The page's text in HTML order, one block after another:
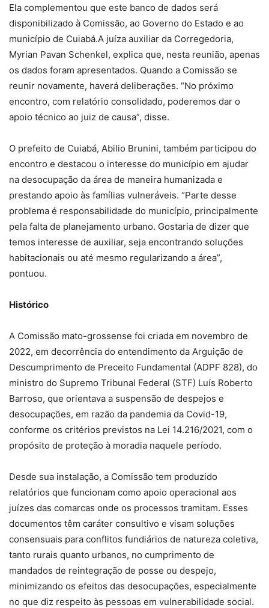
Ela complementou que este banco de dados será
disponibilizado à Comissão, ao Governo do Estado e ao
município de Cuiabá.A juíza auxiliar da Corregedoria,
Myrian Pavan Schenkel, explica que, nesta reunião, apenas
os dados foram apresentados. Quando a Comissão se
reunir novamente, haverá deliberações. “No próximo
encontro, com relatório consolidado, poderemos dar o
apoio técnico ao juiz de causa”, disse.
O prefeito de Cuiabá, Abilio Brunini, também participou do
encontro e destacou o interesse do município em ajudar
na desocupação da área de maneira humanizada e
prestando apoio às famílias vulneráveis. “Parte desse
problema é responsabilidade do município, principalmente
pela falta de planejamento urbano. Gostaria de dizer que
temos interesse de auxiliar, seja encontrando soluções
habitacionais ou até mesmo regularizando a área”,
pontuou.
Histórico
A Comissão mato-grossense foi criada em novembro de
2022, em decorrência do entendimento da Arguição de
Descumprimento de Preceito Fundamental (ADPF 828), do
ministro do Supremo Tribunal Federal (STF) Luís Roberto
Barroso, que orientava a suspensão de despejos e
desocupações, em razão da pandemia da Covid-19,
conforme os critérios previstos na Lei 14.216/2021, com o
propósito de proteção à moradia naquele período.
Desde sua instalação, a Comissão tem produzido
relatórios que funcionam como apoio operacional aos
juízes das comarcas onde os processos tramitam. Esses
documentos têm caráter consultivo e visam soluções
consensuais para conflitos fundiários de natureza coletiva,
tanto rurais quanto urbanos, no cumprimento de
mandados de reintegração de posse ou despejo,
minimizando os efeitos das desocupações, especialmente
no que diz respeito às pessoas em vulnerabilidade social.